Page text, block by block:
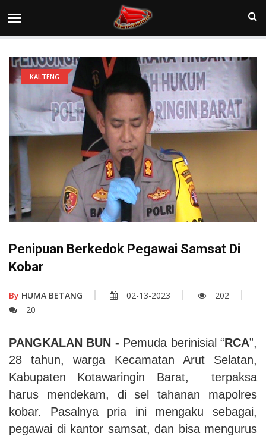
KALTENG
Penipuan Berkedok Pegawai Samsat Di
Kobar
By HUMA BETANG 02-13-2023
202
20
PANGKALAN BUN - Pemuda berinisial “RCA”,
28 tahun, warga Kecamatan Arut Selatan,
Kabupaten Kotawaringin Barat, terpaksa
harus mendekam, di sel tahanan mapolres
kobar. Pasalnya pria ini mengaku sebagai,
pegawai di kantor samsat, dan bisa mengurus